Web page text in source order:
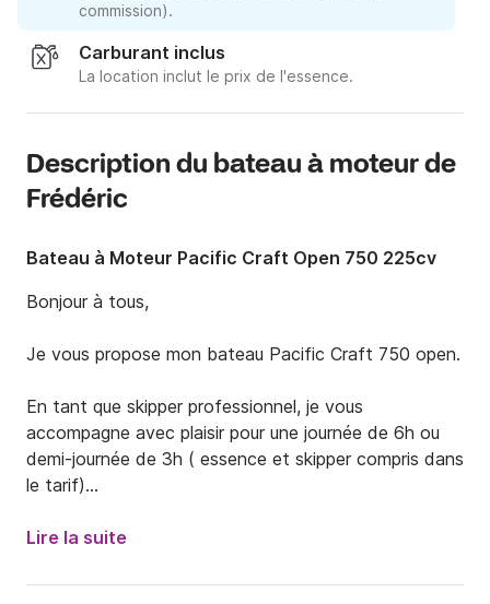
commission).
Carburant inclus
La location inclut le prix de l'essence.
Description du bateau à moteur de
Frédéric
Bateau à Moteur Pacific Craft Open 750 225cv
Bonjour à tous,
Je vous propose mon bateau Pacific Craft 750 open.
En tant que skipper professionnel, je vous
accompagne avec plaisir pour une journée de 6h ou
demi-journée de 3h ( essence et skipper compris dans
le tarif)
Venez découvrir Arcachon et les beaux paysages du
Lire la suite